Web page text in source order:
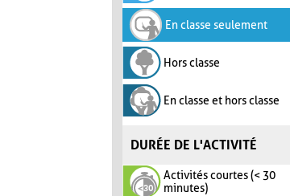
En classe seulement
Hors classe
En classe et hors classe
DURÉE DE L'ACTIVITÉ
Activités courtes (< 30
minutes)